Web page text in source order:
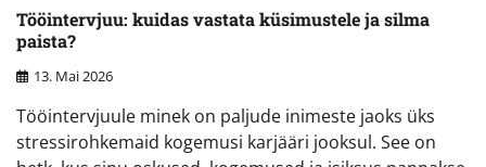
Tööintervjuu: kuidas vastata küsimustele ja silma
paista?
13. Mai 2026
Tööintervjuule minek on paljude inimeste jaoks üks
stressirohkemaid kogemusi karjääri jooksul. See on